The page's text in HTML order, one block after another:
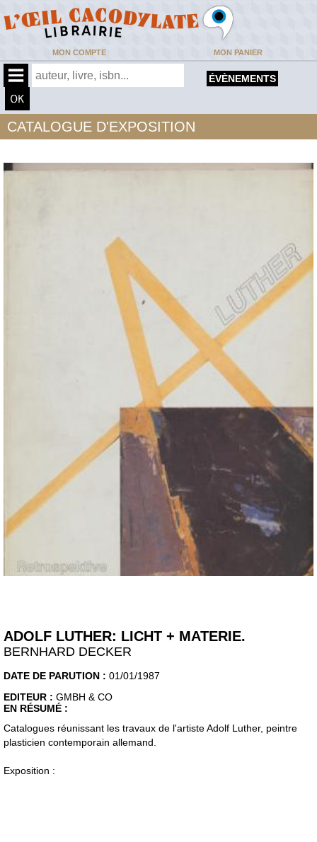
MON COMPTE MON PANIER
ÉVÈNEMENTS
CATALOGUE D'EXPOSITION
ADOLF LUTHER: LICHT + MATERIE.
BERNHARD DECKER
DATE DE PARUTION : 01/01/1987
EDITEUR : GMBH & CO
EN RÉSUMÉ :
Catalogues réunissant les travaux de l'artiste Adolf Luther, peintre
plasticien contemporain allemand.
Exposition :